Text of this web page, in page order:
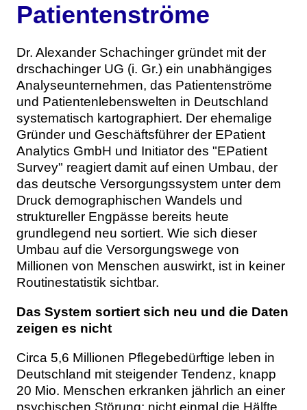
Branche
Studien
Digital Health
Personen
Aktuelle Ausgabe
Ausgabenarchiv
Abonnement
Über uns
Kontakt
Team
Werben
Patientenströme
Dr. Alexander Schachinger gründet mit der
drschachinger UG (i. Gr.) ein unabhängiges
Analyseunternehmen, das Patientenströme
und Patientenlebenswelten in Deutschland
systematisch kartographiert. Der ehemalige
Gründer und Geschäftsführer der EPatient
Analytics GmbH und Initiator des "EPatient
Survey" reagiert damit auf einen Umbau, der
das deutsche Versorgungssystem unter dem
Druck demographischen Wandels und
struktureller Engpässe bereits heute
grundlegend neu sortiert. Wie sich dieser
Umbau auf die Versorgungswege von
Millionen von Menschen auswirkt, ist in keiner
Routinestatistik sichtbar.
Das System sortiert sich neu und die Daten
zeigen es nicht
Circa 5,6 Millionen Pflegebedürftige leben in
Deutschland mit steigender Tendenz, knapp
20 Mio. Menschen erkranken jährlich an einer